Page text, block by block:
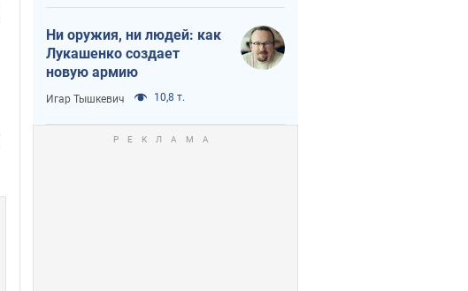
Ни оружия, ни людей: как
Лукашенко создает
новую армию
Игар Тышкевич 10,8 т.